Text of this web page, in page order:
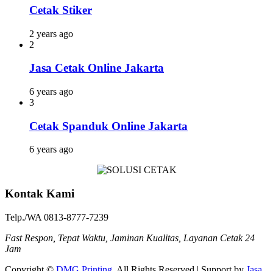
Cetak Stiker
2 years ago
2
Jasa Cetak Online Jakarta
6 years ago
3
Cetak Spanduk Online Jakarta
6 years ago
Kontak Kami
Telp./WA 0813-8777-7239
Fast Respon, Tepat Waktu, Jaminan Kualitas, Layanan Cetak 24
Jam